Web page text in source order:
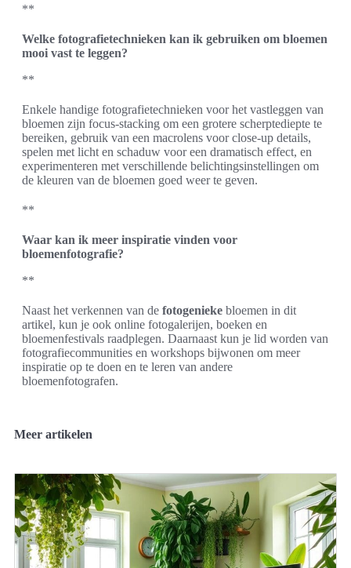
**
Welke fotografietechnieken kan ik gebruiken om bloemen
mooi vast te leggen?
**
Enkele handige fotografietechnieken voor het vastleggen van
bloemen zijn focus-stacking om een grotere scherptediepte te
bereiken, gebruik van een macrolens voor close-up details,
spelen met licht en schaduw voor een dramatisch effect, en
experimenteren met verschillende belichtingsinstellingen om
de kleuren van de bloemen goed weer te geven.
**
Waar kan ik meer inspiratie vinden voor
bloemenfotografie?
**
Naast het verkennen van de fotogenieke bloemen in dit
artikel, kun je ook online fotogalerijen, boeken en
bloemenfestivals raadplegen. Daarnaast kun je lid worden van
fotografiecommunities en workshops bijwonen om meer
inspiratie op te doen en te leren van andere
bloemenfotografen.
Meer artikelen